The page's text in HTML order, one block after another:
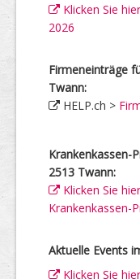
Klicken Sie
2026
Firmeneinträge
Twann:
HELP.ch >
Krankenkassen-
2513 Twann:
Klicken Sie
Krankenkassen-
Aktuelle Events
Klicken Sie